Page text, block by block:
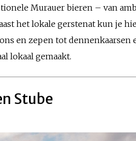
Murauer bieren – van
het lokale gerstenat kun je
en zepen tot dennenkaarsen
lokaal gemaakt.
Stube